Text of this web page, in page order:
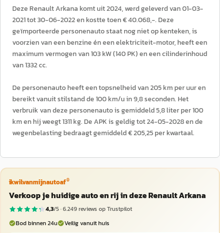
Deze Renault Arkana komt uit 2024, werd geleverd van 01-03-
2021 tot 30-06-2022 en kostte toen € 40.068,-. Deze
geïmporteerde personenauto staat nog niet op kenteken, is
voorzien van een benzine én een elektriciteit-motor, heeft een
maximum vermogen van 103 kW (140 PK) en een cilinderinhoud
van 1332 cc.
De personenauto heeft een topsnelheid van 205 km per uur en
bereikt vanuit stilstand de 100 km/u in 9,8 seconden. Het
verbruik van deze personenauto is gemiddeld 5,8 liter per 100
km en hij weegt 1311 kg. De APK is geldig tot 24-05-2028 en de
wegenbelasting bedraagt gemiddeld € 205,25 per kwartaal.
ikwilvanmijnautoaf®
Verkoop je huidige auto en rij in deze Renault Arkana
4,3/5 ·6.249reviews op Trustpilot
Bod binnen 24u
Veilig vanuit huis